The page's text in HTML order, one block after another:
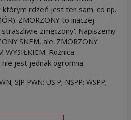
którym rdzeń jest ten sam, co np.
ZMORZONY to inaczej
zmęczony'. Napiszemy
SNEM, ale: ZMORZONY
WYSIŁKIEM. Różnica
nie jest jednak ogromna.
SJP PWN; USJP; NSPP; WSPP;